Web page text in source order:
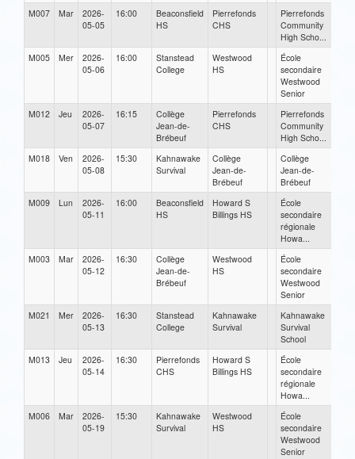
M007
Mar
2026-
05-05
16:00
Beaconsfield
HS
Pierrefonds
CHS
Pierrefonds
Community
High Scho...
M005
Mer
2026-
05-06
16:00
Stanstead
College
Westwood
HS
École
secondaire
Westwood
Senior
M012
Jeu
2026-
05-07
16:15
Collège
Jean-de-
Brébeuf
Pierrefonds
CHS
Pierrefonds
Community
High Scho...
M018
Ven
2026-
05-08
15:30
Kahnawake
Survival
Collège
Jean-de-
Brébeuf
Collège
Jean-de-
Brébeuf
M009
Lun
2026-
05-11
16:00
Beaconsfield
HS
Howard S
Billings HS
École
secondaire
régionale
Howa...
M003
Mar
2026-
05-12
16:30
Collège
Jean-de-
Brébeuf
Westwood
HS
École
secondaire
Westwood
Senior
M021
Mer
2026-
05-13
16:30
Stanstead
College
Kahnawake
Survival
Kahnawake
Survival
School
M013
Jeu
2026-
05-14
16:30
Pierrefonds
CHS
Howard S
Billings HS
École
secondaire
régionale
Howa...
M006
Mar
2026-
05-19
15:30
Kahnawake
Survival
Westwood
HS
École
secondaire
Westwood
Senior